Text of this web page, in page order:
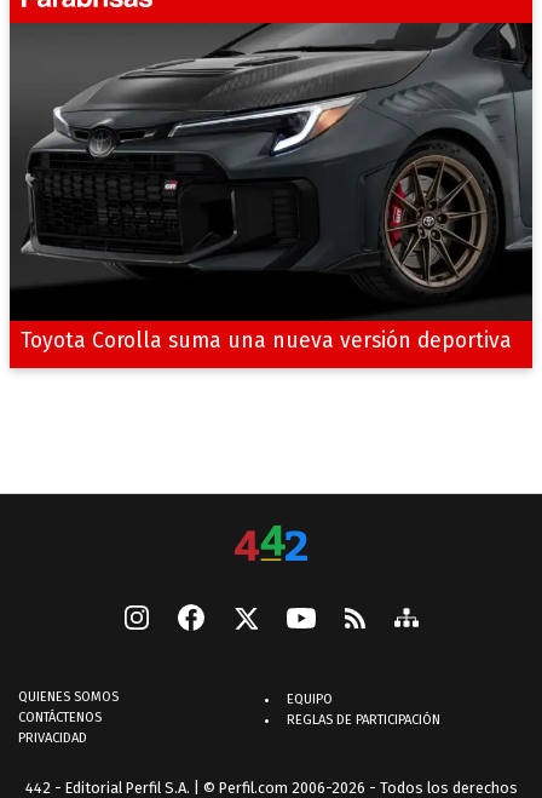
Toyota Corolla suma una nueva versión deportiva
QUIENES SOMOS
CONTÁCTENOS
PRIVACIDAD
EQUIPO
REGLAS DE PARTICIPACIÓN
442 - Editorial Perfil S.A. | © Perfil.com 2006-2026 - Todos los derechos